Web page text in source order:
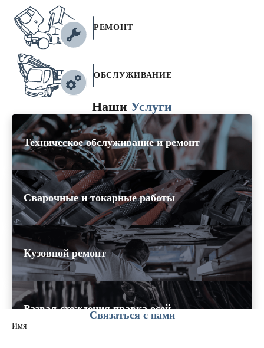
РЕМОНТ
ОБСЛУЖИВАНИЕ
Наши Услуги
Техническое обслуживание и ремонт
Сварочные и токарные работы
Кузовной ремонт
Развал-схождения,правка осей
Связаться с нами
Имя